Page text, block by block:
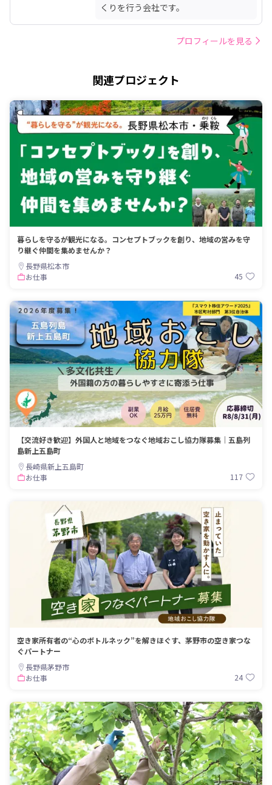
くりを行う会社です。
プロフィールを見る
関連プロジェクト
暮らしを守るが観光になる。コンセプトブックを創り、地域の営みを守
り継ぐ仲間を集めませんか？
長野県松本市
お仕事
45
【交流好き歓迎】外国人と地域をつなぐ地域おこし協力隊募集｜五島列
島新上五島町
長崎県新上五島町
お仕事
117
空き家所有者の“心のボトルネック”を解きほぐす、茅野市の空き家つな
ぐパートナー
長野県茅野市
お仕事
24